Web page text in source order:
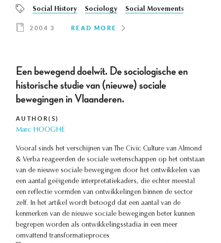
Social History Sociology Social Movements
2004 3 READ MORE
Een bewegend doelwit. De sociologische en
historische studie van (nieuwe) sociale
bewegingen in Vlaanderen.
AUTHOR(S)
Marc HOOGHE
Vooral sinds het verschijnen van The Civic Culture van Almond
& Verba reageerden de sociale wetenschappen op het ontstaan
van de nieuwe sociale bewegingen door het ontwikkelen van
een aantal geëigende interpretatiekaders, die echter meestal
een reflectie vormden van ontwikkelingen binnen de sector
zelf. In het artikel wordt betoogd dat een aantal van de
kenmerken van de nieuwe sociale bewegingen beter kunnen
begrepen worden als ontwikkelingsstadia in een meer
omvattend transformatieproces